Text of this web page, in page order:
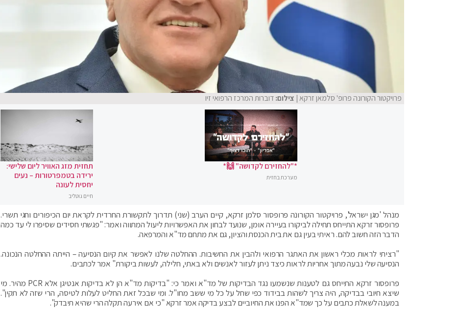
פרויקטור הקורונה פרופ' סלמאן זרקא| צילום:דוברות המרכז הרפואי זיו
*"להחזירם לקדושה" 🙌*
מערכת בחזית
תחזית מזג האוויר ליום שלישי:
ירידה בטמפרטורות – נעים
יחסית לעונה
חיים גוטליב
מנהל 'מגן ישראל', פרויקטור הקורונה פרופסור סלמן זרקא, קיים הערב (שני) תדרוך לתקשורת החרדית לקראת יום הכיפורים וחגי תשרי.
פרופסור זרקא התייחס תחילה לביקורו בעיירה אומן, שנועד לבחון את האפשרויות ליעול המתווה ואמר: "פגשתי חסידים שסיפרו לי עד כמה
הדבר הזה חשוב להם. ראיתי בעין גם את בית הכנסת והציון, גם את מתחם מד"א והמרפאה.
"רציתי לראות מכלי ראשון את האתגר הרפואי ולהבין את החשיבות. ההחלטה שלנו לאפשר את קיום הנסיעה – הייתה ההחלטה הנכונה.
הנסיעה שלי נבעה מתוך אחריות לראות כיצד ניתן לעזור לאנשים ולא באתי, חלילה, לעשות ביקורת" אמר לכתבים.
פרופסור זרקא התייחס גם לטענות שנשמעו נגד הבדיקות של מד"א ואמר כי: "בדיקות מד"א הן לא בדיקות אנטיגן אלא PCR מהיר. מי
שיצא חיובי בבדיקה, היה צריך לשהות בבידוד כפי שחל על כל מי ששב מחו"ל. ומי שבכל זאת החליט לעלות לטיסה, הרי שזה לא תקין".
במענה לשאלת כתבים על כך שמד"א הפנו את החיוביים לבצע בדיקה אמר זרקא "כי אם אירעה תקלה הרי שהיא תיבדק".